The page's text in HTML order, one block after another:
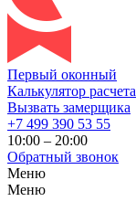
Первый оконный
Калькулятор расчета
Вызвать замерщика
+7 499 390 53 55
10:00 – 20:00
Обратный звонок
Меню
Меню